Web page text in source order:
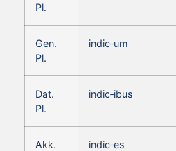
Pl.
Gen.
Pl.
indic‑um
Dat.
Pl.
indic‑ibus
Akk.
indic‑es